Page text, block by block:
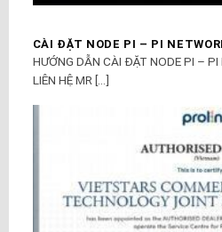
CÀI ĐẶT NODE PI – PI
HƯỚNG DẪN CÀI ĐẶT NODE PI – PI
LIÊN HỆ MR [...]